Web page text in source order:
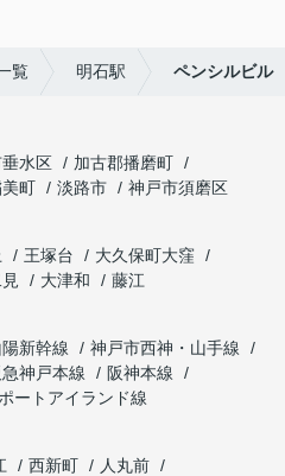
覧 明石駅 ペンシルビル
水区
加古郡播磨町
町 淡路市
神戸市須磨区
王塚台
大久保町大窪
大津和
藤江
陽新幹線
神戸市西神・山手線
急神戸本線
阪神本線
ートアイランド線
西新町
人丸前